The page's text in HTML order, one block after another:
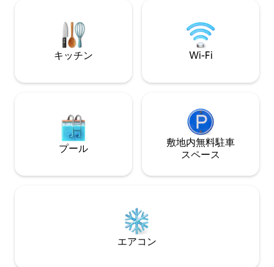
なスーパー、グルメショップ、アサイー
バー、アイスクリーム店、レストラン、
ピッツェリアがあります。
キッチン Wi-Fi
プール
敷地内無料駐⁠車
ス⁠ペ⁠ー⁠ス
エアコン